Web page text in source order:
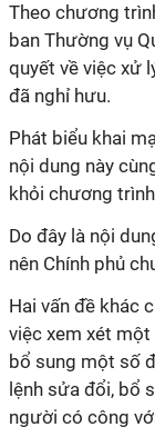
Theo chương
ban Thường vụ
quyết về việc xử
đã nghỉ hưu.
Phát biểu khai
nội dung này
khỏi chương
Do đây là nội
nên Chính phủ
Hai vấn đề khác
việc xem xét
bổ sung một số
lệnh sửa đổi, bổ
người có công